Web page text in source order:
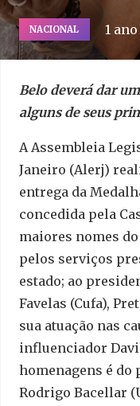
NACIONAL 1
Belo deverá dar
alguns de seus
A Assembleia
Janeiro (Alerj)
entrega da
concedida pela
maiores nomes
pelos serviços
estado; ao
Favelas (Cufa),
sua atuação nas
influenciador
homenagens é do
Rodrigo Bacellar